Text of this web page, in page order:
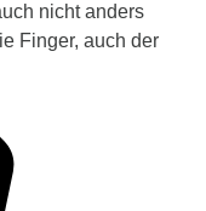
nicht anders
Finger, auch der